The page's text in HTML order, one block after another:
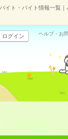
イト・バイト情報一覧
ログイン ヘルプ・お